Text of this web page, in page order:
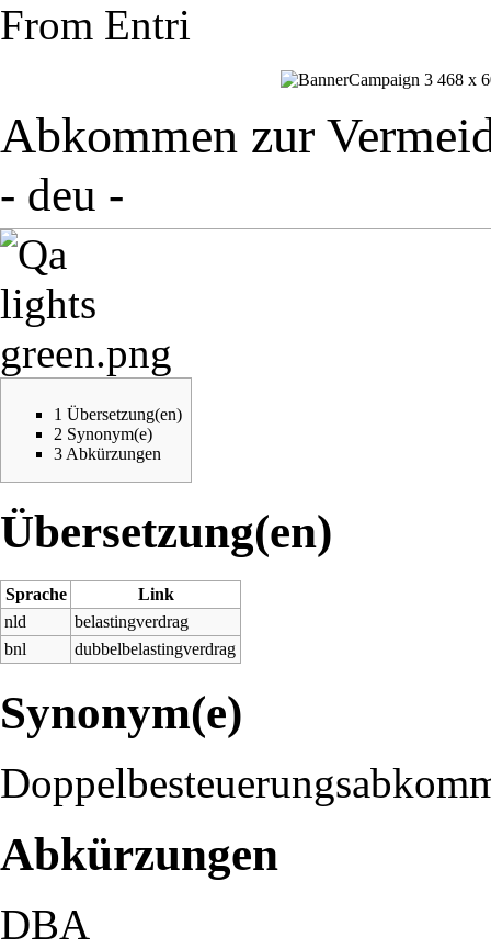
From Entri
Abkommen zur
- deu -
1 Übersetzung(en)
2 Synonym(e)
3Abkürzungen
Übersetzung(en)
Sprache
Link
nld
belastingverdrag
bnl
dubbelbelastingverdrag
Synonym(e)
Abkürzungen
DBA